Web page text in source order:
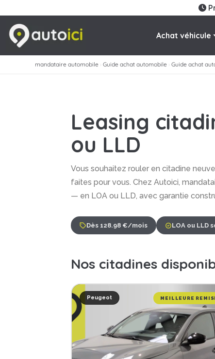
Achat véhicule
mandataire automobile › Guide achat automobile › Guide achat
Leasing
ou LLD
Vous souhaitez rouler en citadine
faites pour vous. Chez Autoici,
— en LOA ou LLD, avec garantie
Dès 128.98 €/mois LOA ou LLD
Nos citadines
MEILLEURE
Peugeot